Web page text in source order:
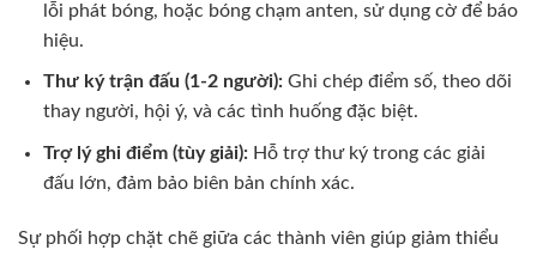
lỗi phát bóng, hoặc bóng chạm anten, sử dụng cờ để báo
hiệu.
Thư ký trận đấu (1-2 người):Ghi chép điểm số, theo dõi
thay người, hội ý, và các tình huống đặc biệt.
Trợ lý ghi điểm (tùy giải):Hỗ trợ thư ký trong các giải
đấu lớn, đảm bảo biên bản chính xác.
Sự phối hợp chặt chẽ giữa các thành viên giúp giảm thiểu